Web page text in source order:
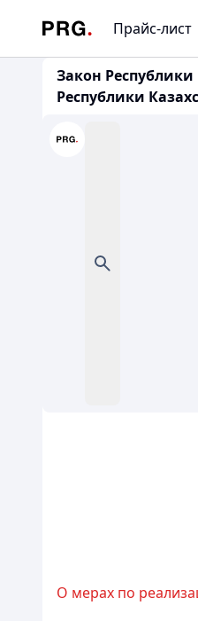
Прайс-лист
Закон
Республики
О мерах по